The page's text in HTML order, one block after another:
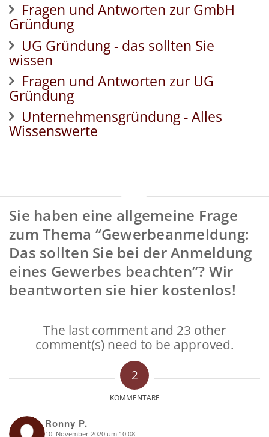
Fragen und Antworten zur GmbH
Gründung
UG Gründung - das sollten Sie
wissen
Fragen und Antworten zur UG
Gründung
Unternehmensgründung - Alles
Wissenswerte
Sie haben eine allgemeine Frage
zum Thema “Gewerbeanmeldung:
Das sollten Sie bei der Anmeldung
eines Gewerbes beachten”? Wir
beantworten sie hier kostenlos!
The last comment and 23 other
comment(s) need to be approved.
2
KOMMENTARE
Ronny P.
10. November 2020 um 10:08